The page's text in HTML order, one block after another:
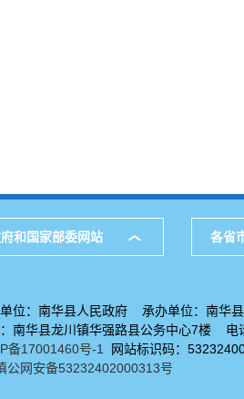
和国家部委网站 各省
位：南华县人民政府 承办单位：南华
南华县龙川镇华强路县公务中心7楼
备17001460号-1
网站标识码：
公网安备53232402000313号